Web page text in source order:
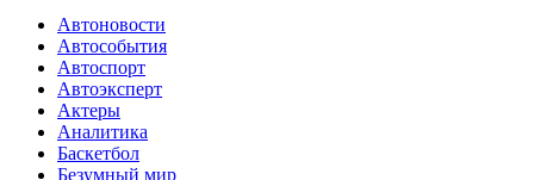
Автоновости
Автособытия
Автоспорт
Автоэксперт
Актеры
Аналитика
Баскетбол
Безумный мир